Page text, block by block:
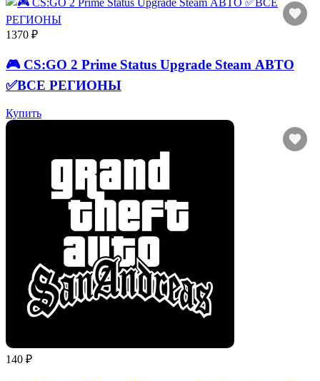
1370 ₽
🎮 CS:GO 2 Prime Status Upgrade Steam АВТО
✅ВСЕ РЕГИОНЫ
Купить
140 ₽